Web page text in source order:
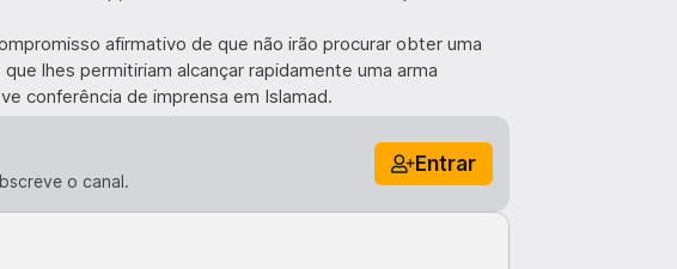
afirmativo de que não irão procurar obter uma
lhes permitiriam alcançar rapidamente uma arma
conferência de imprensa em Islamad.
o canal.
Entrar